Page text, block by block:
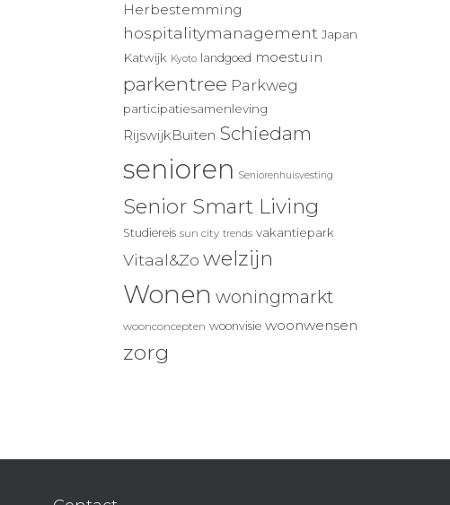
Herbestemming
hospitalitymanagement Japan
Katwijk Kyoto landgoed moestuin
parkentree Parkweg
participatiesamenleving
RijswijkBuiten Schiedam
senioren Seniorenhuisvesting
Senior Smart Living
Studiereis sun city trends vakantiepark
Vitaal&Zo welzijn
Wonen woningmarkt
woonconcepten woonvisie woonwensen
zorg